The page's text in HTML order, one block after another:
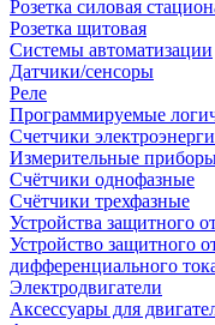
Розетка силовая
Розетка щитовая
Системы автоматизации
Датчики/сенсоры
Реле
Программируемые
Счетчики
Измерительные
Счётчики однофазные
Счётчики трехфазные
Устройства защитного
Устройство защитного
дифференциального
Электродвигатели
Аксессуары для